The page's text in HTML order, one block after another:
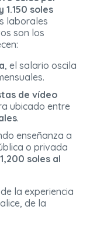
soles
laborales
son los
, el salario oscila
de vídeo
ubicado entre
.
enseñanza a
o privada
soles al
la experiencia
de la